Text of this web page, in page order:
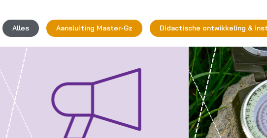
Alles Aansluiting Master-Gz Didactische ontwikkeling &